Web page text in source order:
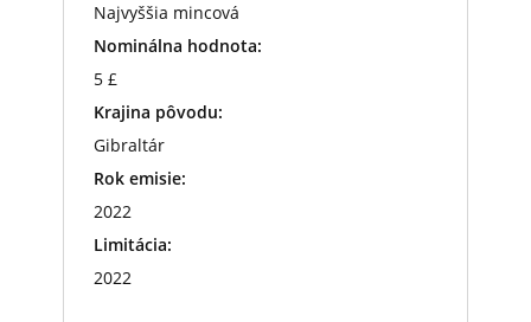
Najvyššia mincová
Nominálna hodnota:
5 £
Krajina pôvodu:
Gibraltár
Rok emisie:
2022
Limitácia:
2022